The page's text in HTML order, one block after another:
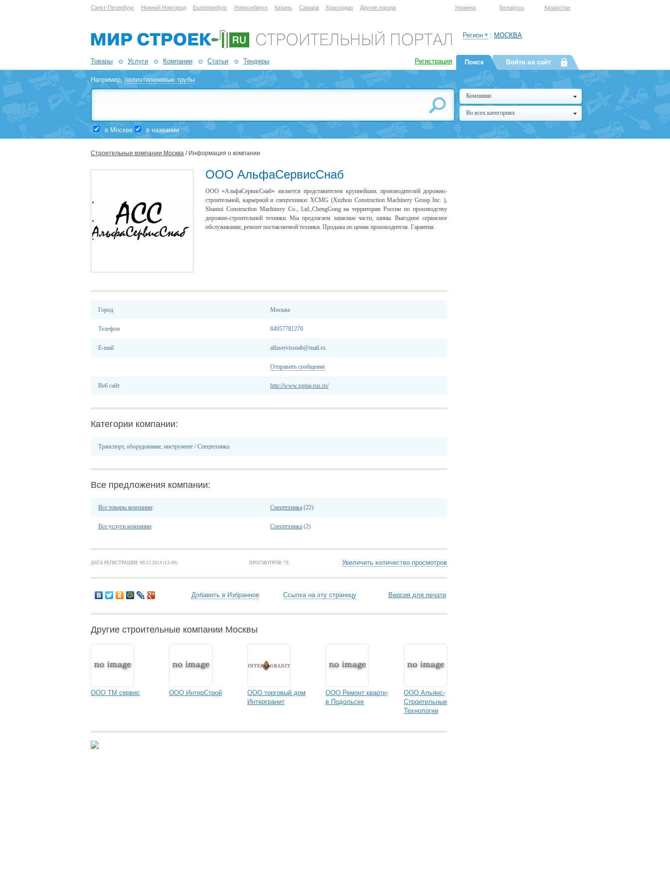
Санкт-Петербург Нижний Новгород Екатеринбург Новосибирск Казань Самара Краснодар Другие города Украина Беларусь Казахстан
Товары Услуги Компании Статьи Тендеры Регистрация
Регион : МОСКВА
Например,полиэтиленовые трубы
в Москве в названии
Поиск Войти на сайт
Компании
Во всех категориях
Строительные компании Москва / Информация о компании
ООО АльфаСервисСнаб
ООО «АльфаСервисСнаб» является представителем крупнейших производителей дорожно-
строительной, карьерной и спецтехники: XCMG (Xuzhou Construction Machinery Group Inc. ),
Shantui Construction Machinery Co., Ltd.,ChengGong на территории России по производству
дорожно-строительной техники. Мы предлагаем запасные части, шины. Выездное сервисное
обслуживание, ремонт поставляемой техники. Продажа по ценам производителя. Гарантия.
Город Москва
Телефон 84957781270
E-mail alfaservissnab@mail.ru
Отправить сообщение
Веб сайт http://www.xgma-rus.ru/
Категории компании:
Транспорт, оборудование, инструмент /Спецтехника
Все предложения компании:
Все товары компании: Спецтехника (22)
Все услуги компании: Спецтехника (2)
ДАТА РЕГИСТРАЦИИ: 09.12.2014 (13:49) ПРОСМОТРОВ: 79 Увеличить количество просмотров
Добавить в Избранное Ссылка на эту страницу Версия для печати
Другие строительные компании Москвы
ООО ТМ сервис ООО ИнтерСтрой
ООО торговый дом
Интергранит
ООО Ремонт квартир
в Подольске
ООО Альянс-
Строительные
Технологии